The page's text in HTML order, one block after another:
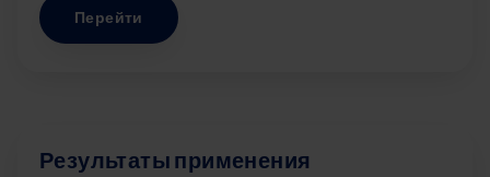
Перейти
Результаты применения